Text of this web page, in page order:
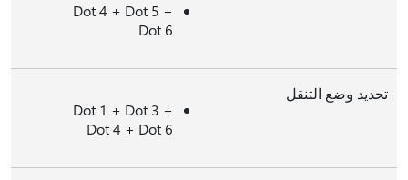
Dot 4 + Dot 5 +
Dot 6
تحديد وضع التنقل
Dot 1 + Dot 3 +
Dot 4 + Dot 6